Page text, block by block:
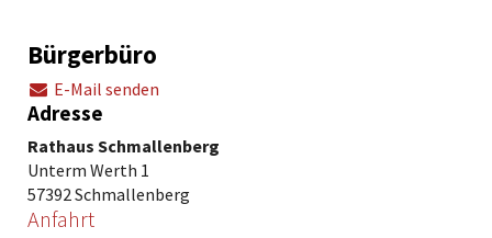
Bürgerbüro
E-Mail senden
Adresse
Rathaus Schmallenberg
Unterm Werth 1
57392 Schmallenberg
Anfahrt